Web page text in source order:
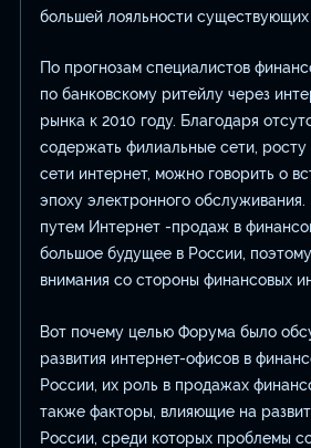
большей лояльности существующих
По прогнозам специалистов
по банковскому ритейлу через
рынка к 2010 году. Благодаря
содержать филиальные сети, росту
сети интернет, можно говорить о
эпоху электронного обслуживания.
путем Интернет -продаж в
большое будущее в России,
внимания со стороны финансовых
Вот почему целью Форума было
развития интернет-офисов в
России, их роль в продажах
также факторы, влияющие на
России, среди которых проблемы